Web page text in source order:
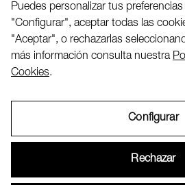
2026 ©
Puedes personalizar tus
"Configurar", aceptar todas las
"Aceptar", o rechazarlas
más información consulta nuestra
Cookies.
Configurar
Rechazar
Política de Privacidad